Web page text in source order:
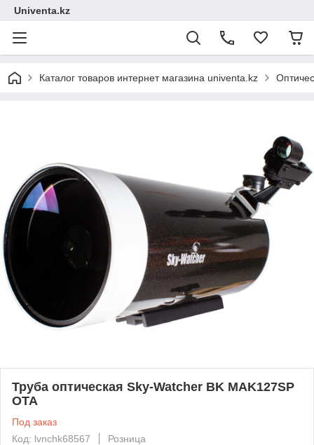
Univenta.kz
Каталог товаров интернет магазина univenta.kz
Труба оптическая Sky-Watcher BK MAK127SP
OTA
Под заказ
Код: lvnchk68567
Розница